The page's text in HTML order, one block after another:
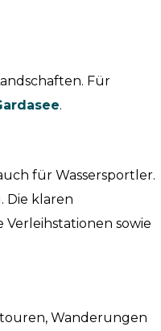
Für
.
für Wassersportler.
Die klaren
sowie
Wanderungen